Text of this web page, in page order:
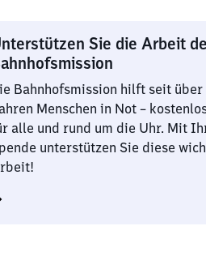
Sie die Arbeit
Bahnhofsmission hilft seit über
Menschen in Not –
alle und rund um die Uhr. Mit
unterstützen Sie diese